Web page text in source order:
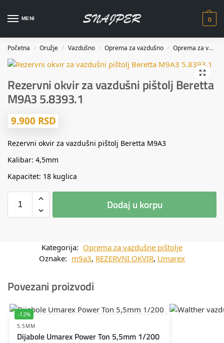
MENI 0
Početna / Oružje / Vazdušno / Oprema za vazdušno / Oprema za vazdušne pištolje
Rezervni okvir za vazdušni pištolj Beretta
M9A3 5.8393.1
9.900 RSD
Rezervni okvir za vazdušni pištolj Beretta M9A3
Kalibar: 4,5mm
Kapacitet: 18 kuglica
Dodaj u korpu
Kategorija: Oprema za vazdušne pištolje
Oznake: m9a3, REZERVNI OKVIR, Umarex
Povezani proizvodi
-12%
5.5MM
Dijabole Umarex Power Ton 5,5mm 1/200